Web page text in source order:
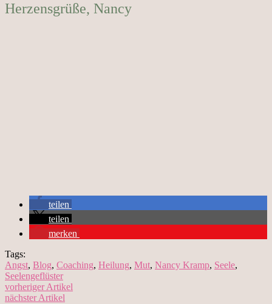
Herzensgrüße, Nancy
teilen
teilen
merken
Tags:
Angst, Blog, Coaching, Heilung, Mut, Nancy Kramp, Seele,
Seelengeflüster
vorheriger Artikel
nächster Artikel